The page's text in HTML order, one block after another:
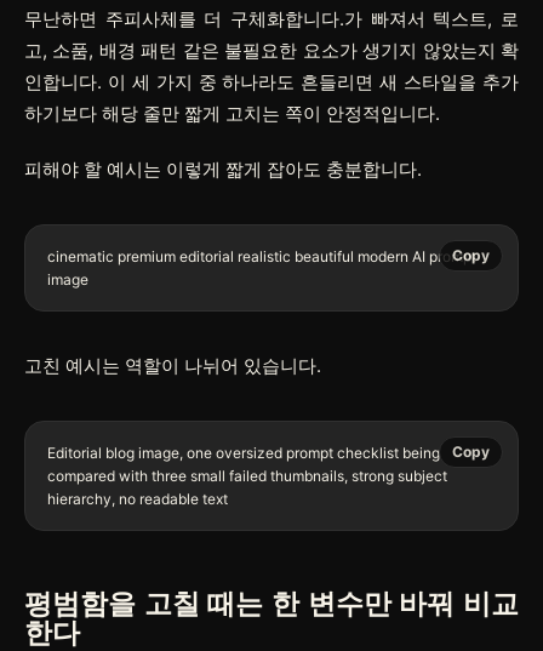
무난하면 주피사체를 더 구체화합니다.가 빠져서 텍스트, 로
고, 소품, 배경 패턴 같은 불필요한 요소가 생기지 않았는지 확
인합니다. 이 세 가지 중 하나라도 흔들리면 새 스타일을 추가
하기보다 해당 줄만 짧게 고치는 쪽이 안정적입니다.
피해야 할 예시는 이렇게 짧게 잡아도 충분합니다.
cinematic premium editorial realistic beautiful modern AI prompt
Copy
고친 예시는 역할이 나뉘어 있습니다.
Editorial blog image, one oversized prompt checklist being
compared with three small failed thumbnails, strong subject
Copy
평범함을 고칠 때는 한 변수만 바꿔 비교
한다